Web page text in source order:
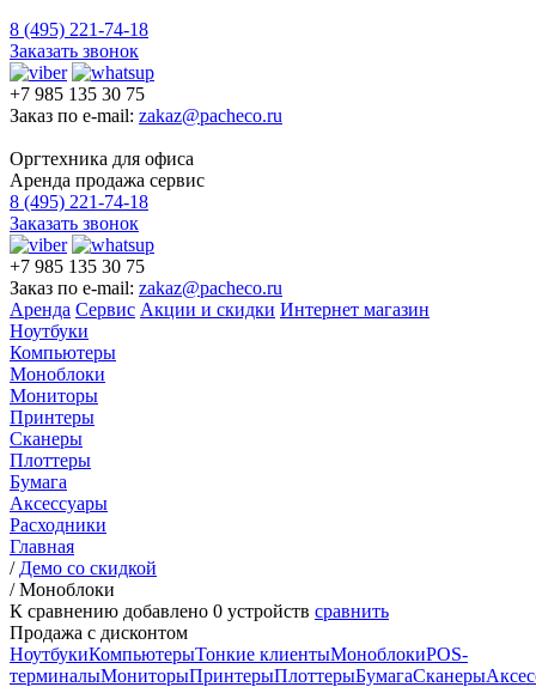
8 (495) 221-74-18
Заказать звонок
+7 985 135 30 75
Заказ по e-mail: zakaz@pacheco.ru
Оргтехника для офиса
Аренда продажа сервис
8 (495) 221-74-18
Заказать звонок
+7 985 135 30 75
Заказ по e-mail: zakaz@pacheco.ru
Аренда Сервис Акции и скидки Интернет магазин
Ноутбуки
Компьютеры
Моноблоки
Мониторы
Принтеры
Сканеры
Плоттеры
Бумага
Аксессуары
Расходники
Главная
/ Демо со скидкой
/Моноблоки
К сравнению добавлено 0 устройств сравнить
Продажа с дисконтом
НоутбукиКомпьютерыТонкие клиентыМоноблокиPOS-
терминалыМониторыПринтерыПлоттерыБумагаСканеры